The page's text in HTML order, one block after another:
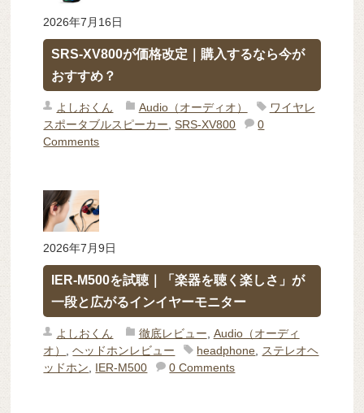
2026年7月16日
SRS-XV800が価格改定｜購入するなら今が
おすすめ？
よしおくん Audio（オーディオ）
ワイヤレ
スポータブルスピーカー ,SRS-XV800
0
Comments
2026年7月9日
IER-M500を試聴｜「楽器を聴く楽しさ」が
一段と広がるインイヤーモニター
よしおくん 徹底レビュー Audio（オーディ
オ）
,ヘッドホンレビュー headphone
ステレオヘ
ッドホン
IER-M500 0 Comments